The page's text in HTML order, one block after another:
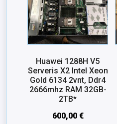
Huawei 1288H V5
Serveris X2 Intel Xeon
Gold 6134 2vnt, Ddr4
2666mhz RAM 32GB-
2TB*
600,00 €